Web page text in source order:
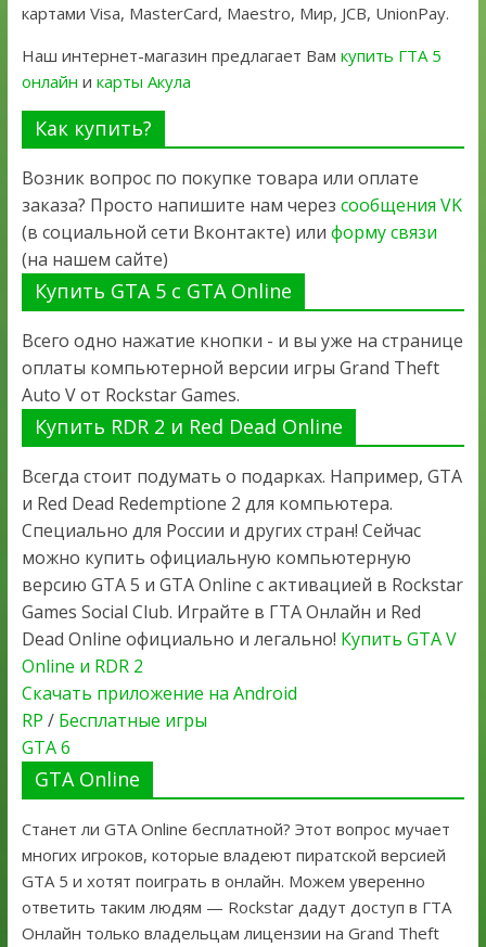
картами Visa, MasterCard, Maestro, Мир, JCB, UnionPay.
Наш интернет-магазин предлагает Вам купить ГТА 5
онлайн и карты Акула
Как купить?
Возник вопрос по покупке товара или оплате
заказа? Просто напишите нам через сообщения VK
(в социальной сети Вконтакте) или форму связи
(на нашем сайте)
Купить GTA 5 с GTA Online
Всего одно нажатие кнопки - и вы уже на странице
оплаты компьютерной версии игры Grand Theft
Auto V от Rockstar Games.
Купить RDR 2 и Red Dead Online
Всегда стоит подумать о подарках. Например, GTA
и Red Dead Redemptione 2 для компьютера.
Специально для России и других стран! Сейчас
можно купить официальную компьютерную
версию GTA 5 и GTA Online с активацией в Rockstar
Games Social Club. Играйте в ГТА Онлайн и Red
Dead Online официально и легально! Купить GTA V
Online и RDR 2
Скачать приложение на Android
RP / Бесплатные игры
GTA 6
GTA Online
Станет ли GTA Online бесплатной? Этот вопрос мучает
многих игроков, которые владеют пиратской версией
GTA 5 и хотят поиграть в онлайн. Можем уверенно
ответить таким людям — Rockstar дадут доступ в ГТА
Онлайн только владельцам лицензии на Grand Theft